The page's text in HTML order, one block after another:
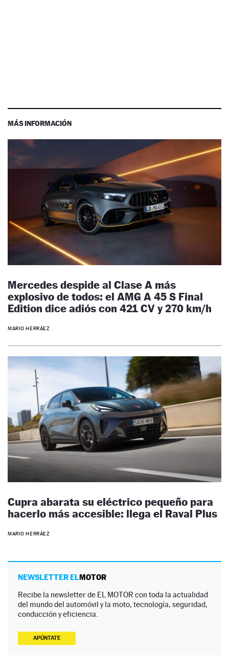
MÁS INFORMACIÓN
Mercedes despide al Clase A más
explosivo de todos: el AMG A 45 S Final
Edition dice adiós con 421 CV y 270 km/h
MARIO HERRÁEZ
Cupra abarata su eléctrico pequeño para
hacerlo más accesible: llega el Raval Plus
MARIO HERRÁEZ
NEWSLETTER ELMOTOR
Recibe la newsletter de EL MOTOR con toda la actualidad
del mundo del automóvil y la moto, tecnología, seguridad,
conducción y eficiencia.
APÚNTATE